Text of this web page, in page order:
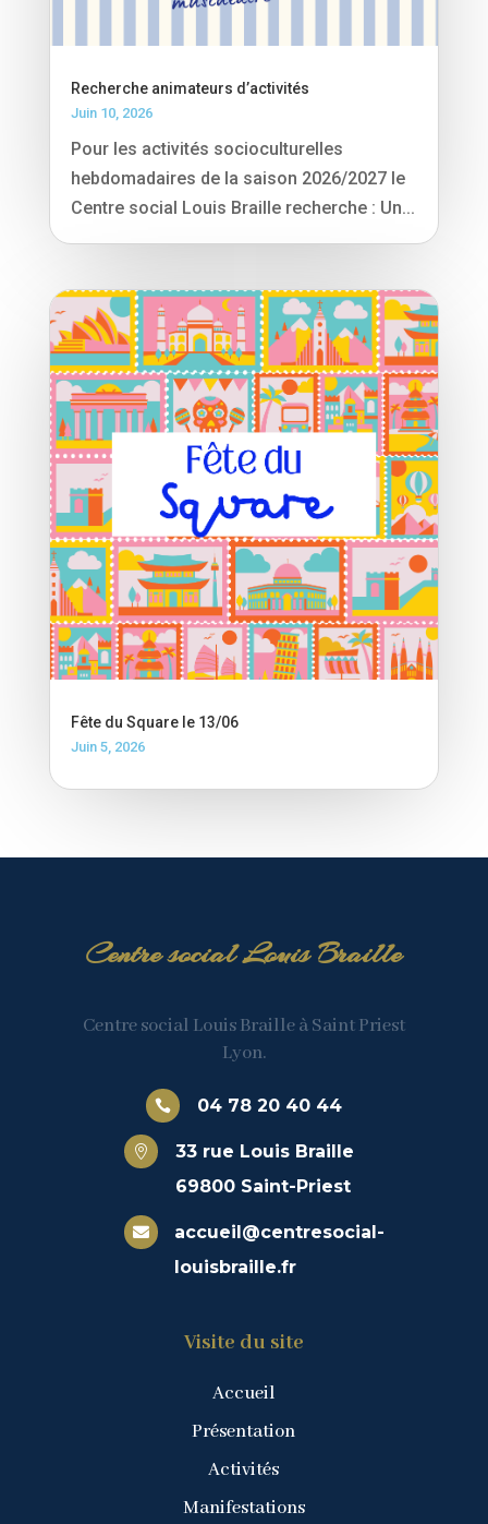
Recherche animateurs d’activités
Juin 10, 2026
Pour les activités socioculturelles
hebdomadaires de la saison 2026/2027 le
Centre social Louis Braille recherche : Un...
Fête du Square le 13/06
Juin 5, 2026
Centre social Louis Braille
Centre social Louis Braille à Saint Priest
Lyon.
 04 78 20 40 44

33 rue Louis Braille
69800 Saint-Priest

accueil@centresocial-
louisbraille.fr
Visite du site
Accueil
Présentation
Activités
Manifestations